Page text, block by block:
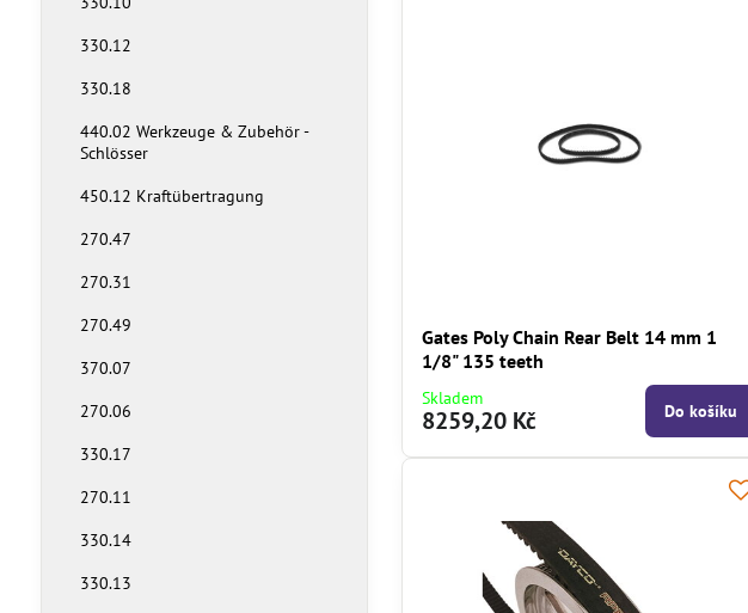
Gates Poly Chain Rear Belt 14 mm 1
1/8" 135 teeth
Skladem
8259,20 Kč Do košíku
330.12
330.18
440.02 Werkzeuge & Zubehör -
Schlösser
450.12 Kraftübertragung
270.47
270.31
270.49
370.07
270.06
330.17
270.11
330.14
330.13